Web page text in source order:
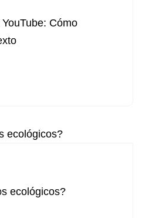
Cómo
ecológicos?